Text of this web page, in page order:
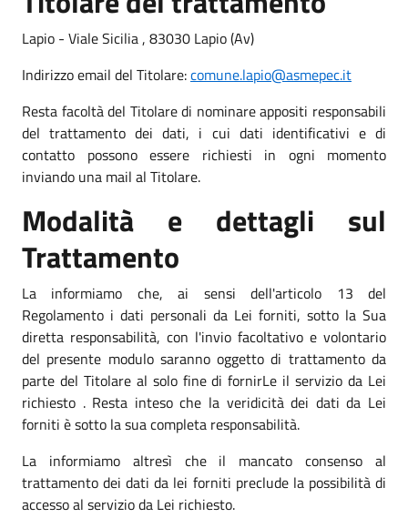
Lapio - Viale Sicilia , 83030 Lapio (Av)
Indirizzo email del Titolare:comune.lapio@asmepec.it
Resta facoltà del Titolare di nominare appositi responsabili
del trattamento dei dati, i cui dati identificativi e di
contatto possono essere richiesti in ogni momento
inviando una mail al Titolare.
Modalità e dettagli sul
Trattamento
La informiamo che, ai sensi dell'articolo 13 del
Regolamento i dati personali da Lei forniti, sotto la Sua
diretta responsabilità, con l'invio facoltativo e volontario
del presente modulo saranno oggetto di trattamento da
parte del Titolare al solo fine di fornirLe il servizio da Lei
richiesto . Resta inteso che la veridicità dei dati da Lei
forniti è sotto la sua completa responsabilità.
La informiamo altresì che il mancato consenso al
trattamento dei dati da lei forniti preclude la possibilità di
accesso al servizio da Lei richiesto.